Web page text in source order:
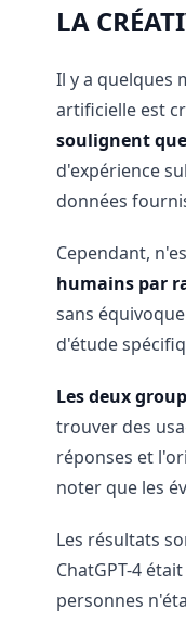
LA
Il y a quelques
artificielle est
soulignent
d'expérience
données
Cependant,
humains par
sans
d'étude
Les deux
trouver des
réponses et
noter que les
Les résultats
ChatGPT-4
personnes